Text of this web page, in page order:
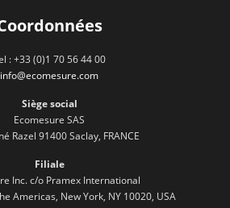
: +33 (0)1 70 56 44 00
info@ecomesure.com
Siège social
Ecomesure SAS
Razel 91400 Saclay, FRANCE
Filiale
Inc. c/o Pramex International
Americas, New York, NY 10020, USA